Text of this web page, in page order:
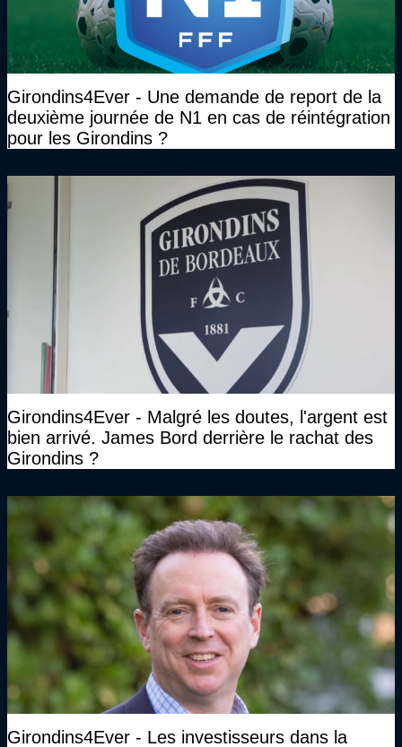
Girondins4Ever - Une demande de report de la
deuxième journée de N1 en cas de réintégration
pour les Girondins ?
Girondins4Ever - Malgré les doutes, l'argent est
bien arrivé. James Bord derrière le rachat des
Girondins ?
Girondins4Ever - Les investisseurs dans la